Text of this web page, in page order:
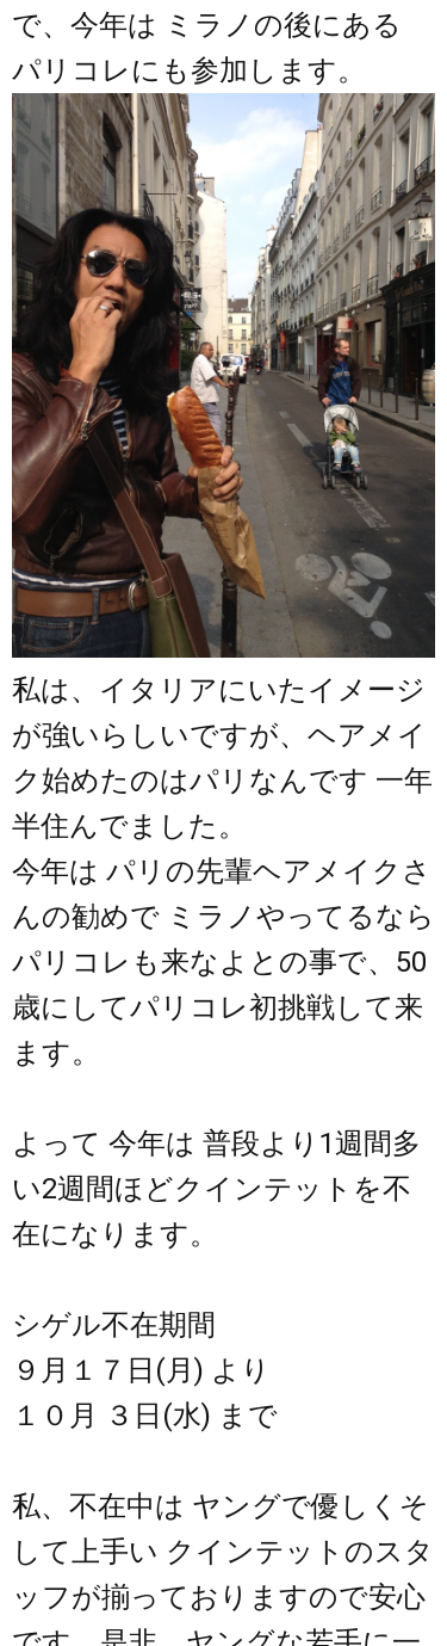
で、今年は ミラノの後にある
パリコレにも参加します。
私は、イタリアにいたイメージ
が強いらしいですが、ヘアメイ
ク始めたのはパリなんです 一年
半住んでました。
今年は パリの先輩ヘアメイクさ
んの勧めで ミラノやってるなら
パリコレも来なよとの事で、50
歳にしてパリコレ初挑戦して来
ます。
よって 今年は 普段より1週間多
い2週間ほどクインテットを不
在になります。
シゲル不在期間
９月１７日(月) より
１０月 ３日(水) まで
私、不在中は ヤングで優しくそ
して上手い クインテットのスタ
ッフが揃っておりますので安心